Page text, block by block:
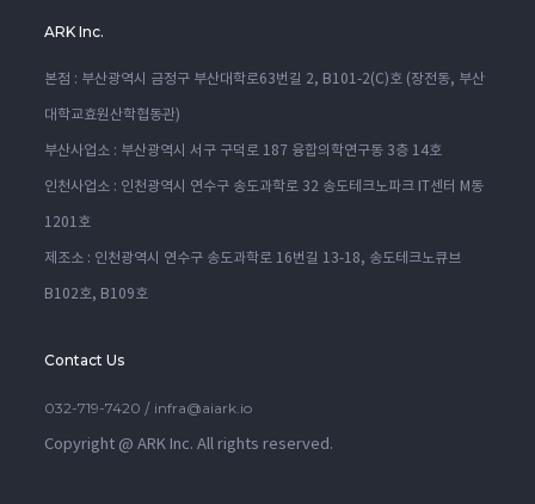
ARK Inc.
본점 : 부산광역시 금정구 부산대학로63번길 2, B101-2(C)호 (장전동, 부산
대학교효원산학협동관)
부산사업소 : 부산광역시 서구 구덕로 187 융합의학연구동 3층 14호
인천사업소 : 인천광역시 연수구 송도과학로 32 송도테크노파크 IT센터 M동
1201호
제조소 : 인천광역시 연수구 송도과학로 16번길 13-18, 송도테크노큐브
B102호, B109호
Contact Us
032-719-7420 / infra@aiark.io
Copyright @ ARK Inc. All rights reserved.